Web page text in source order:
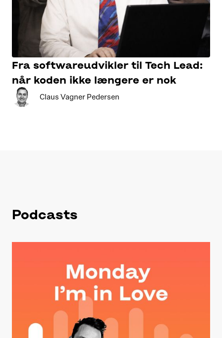
Fra softwareudvikler til Tech Lead:
når koden ikke længere er nok
Claus Vagner Pedersen
Podcasts